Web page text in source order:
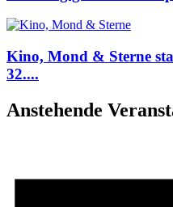
Kino, Mond & Sterne
32....
Anstehende